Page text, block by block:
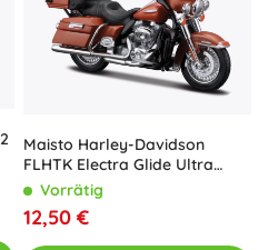
Maisto Harley-Davidson
FLHTK Electra Glide Ultra
Limited 2013 Motorrad 1:18
Vorrätig
12,50 €